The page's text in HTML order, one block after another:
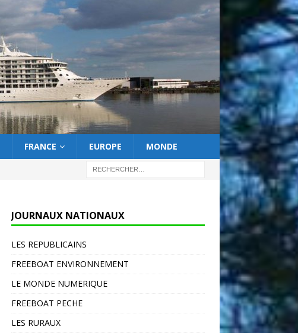
FRANCE EUROPE MONDE
JOURNAUX NATIONAUX
LES REPUBLICAINS
FREEBOAT ENVIRONNEMENT
LE MONDE NUMERIQUE
FREEBOAT PECHE
LES RURAUX